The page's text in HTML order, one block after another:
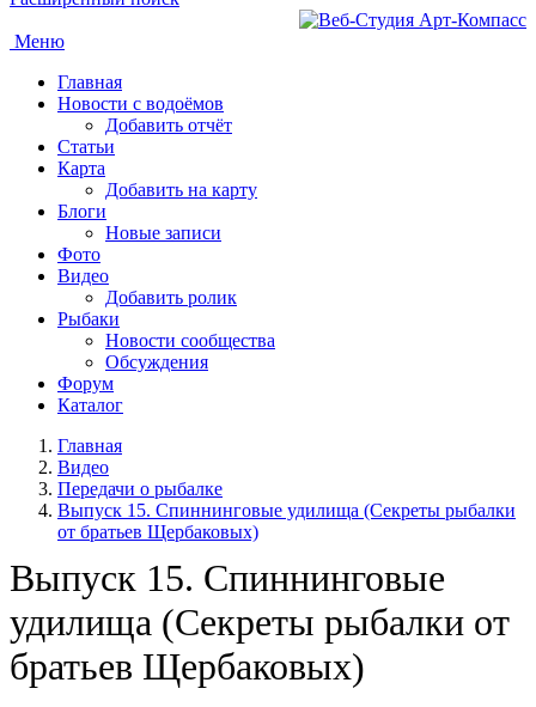
Меню
Главная
Новости с водоёмов
Добавить отчёт
Статьи
Карта
Добавить на карту
Блоги
Новые записи
Фото
Видео
Добавить ролик
Рыбаки
Новости сообщества
Обсуждения
Форум
Каталог
Главная
Видео
Передачи о рыбалке
Выпуск 15. Спиннинговые удилища (Секреты рыбалки
от братьев Щербаковых)
Выпуск 15. Спиннинговые
удилища (Секреты рыбалки от
братьев Щербаковых)